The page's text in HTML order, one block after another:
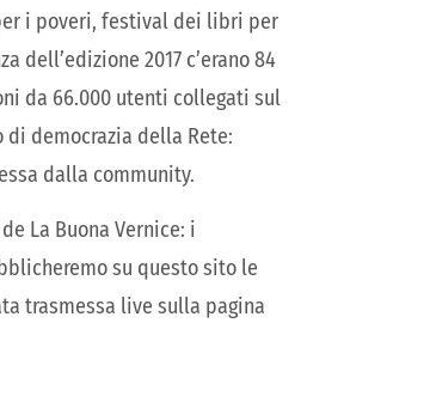
i poveri, festival dei libri per
2017 c’erano 84
da 66.000 utenti collegati sul
di democrazia della Rete:
dalla community.
La Buona Vernice: i
su questo sito le
trasmessa live sulla pagina